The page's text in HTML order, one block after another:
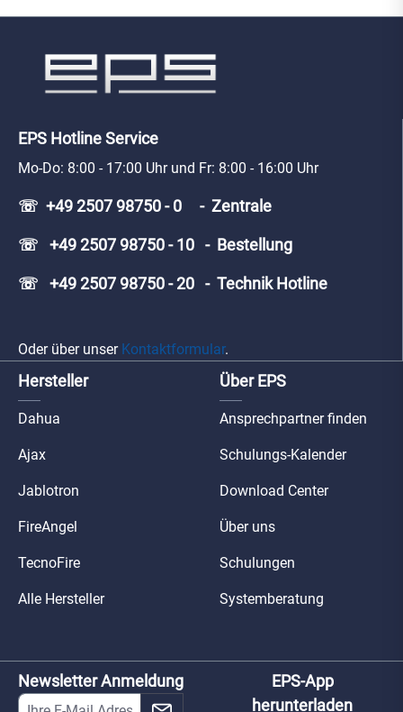
EPS Hotline Service
Mo-Do: 8:00 - 17:00 Uhr und Fr: 8:00 - 16:00 Uhr
☏ +49 2507 98750 - 0 - Zentrale
☏ +49 2507 98750 - 10 - Bestellung
☏ +49 2507 98750 - 20 - Technik Hotline
Oder über unser Kontaktformular.
Hersteller
Dahua
Ajax
Jablotron
FireAngel
TecnoFire
Alle Hersteller
Über EPS
Ansprechpartner finden
Schulungs-Kalender
Download Center
Über uns
Schulungen
Systemberatung
Newsletter Anmeldung
EPS-App
herunterladen